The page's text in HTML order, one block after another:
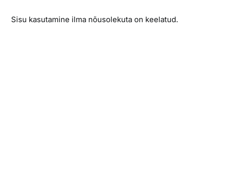
Sisu kasutamine ilma nõusolekuta on keelatud.